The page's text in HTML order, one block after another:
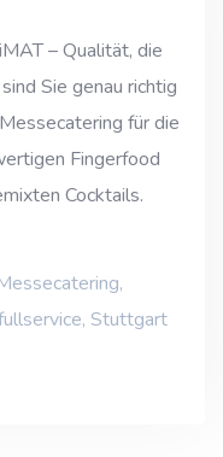
– Qualität, die
Sie genau richtig
für die
Fingerfood
Cocktails.
,
, Stuttgart